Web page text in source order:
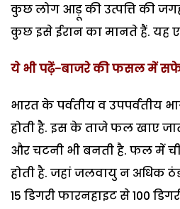
कुछ लोग आड़ू की उत्पत्ति की
कुछ इसे ईरान का मानते हैं. यह
ये भी पढ़ें-बाजरे की फसल में
भारत के पर्वतीय व उपपर्वतीय
होती है. इस के ताजे फल खाए
और चटनी भी बनती है. फल में
होती है. जहां जलवायु न अधिक
15 डिगरी फारनहाइट से 100